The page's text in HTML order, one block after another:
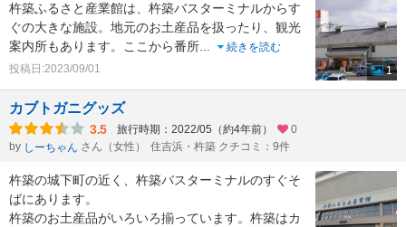
杵築ふるさと産業館は、杵築バスターミナルからす
ぐの大きな施設。地元のお土産品を扱ったり、観光
案内所もあります。ここから番所...
続きを読む
投稿日:2023/09/01
1
カブトガニグッズ
3.5 旅行時期：2022/05（約4年前）
0
by しーちゃん さん（女性） 住吉浜・杵築 クチコミ：9件
杵築の城下町の近く、杵築バスターミナルのすぐそ
ばにあります。
杵築のお土産品がいろいろ揃っています。杵築はカ